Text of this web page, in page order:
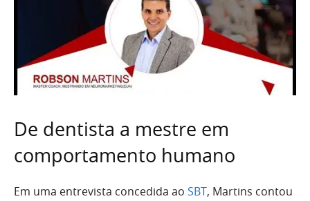
De dentista a mestre em
comportamento humano
Em uma entrevista concedida ao SBT, Martins contou